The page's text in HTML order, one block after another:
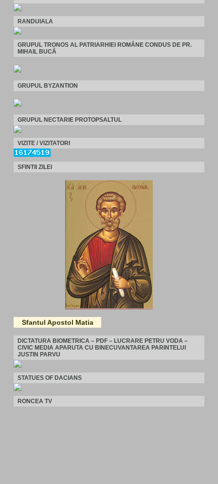
RANDUIALA
GRUPUL TRONOS AL PATRIARHIEI ROMÂNE CONDUS DE PR.
MIHAIL BUCĂ
GRUPUL BYZANTION
GRUPUL NECTARIE PROTOPSALTUL
VIZITE / VIZITATORI
SFINTII ZILEI
Sfantul Apostol Matia
DICTATURA BIOMETRICA – PDF – LUCRARE PETRU VODA –
CIVIC MEDIA APARUTA CU BINECUVANTAREA PARINTELUI
JUSTIN PARVU
STATUES OF DACIANS
RONCEA TV